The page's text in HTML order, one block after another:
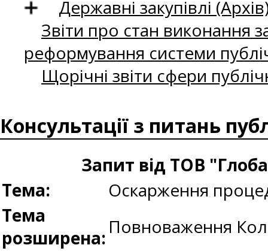
Державні закупівлі
Звіти про стан виконання
реформування системи
Щорічні звіти сфери
Консультації з питань
Запит від ТОВ
Тема:
Оскарження
Тема
розширена: Повноваження